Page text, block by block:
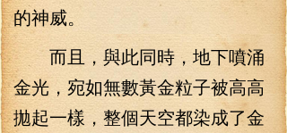
的神威。
而且，與此同時，地下噴涌
金光，宛如無數黃金粒子被高高
拋起一樣，整個天空都染成了金